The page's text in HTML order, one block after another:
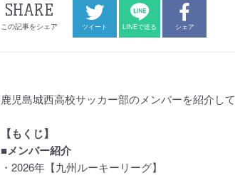
SHARE
この記事をシェア ツイート LINEで送る シェア
鹿児島城西高校サッカー部のメンバーを紹介し
【もくじ】
■メンバー紹介
・2026年【九州ルーキーリーグ】